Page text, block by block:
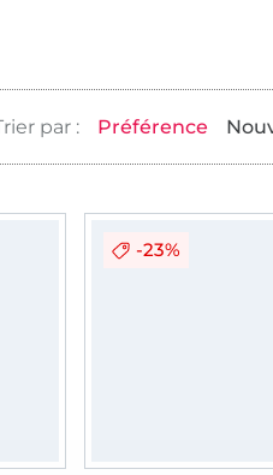
Préférence
-23%